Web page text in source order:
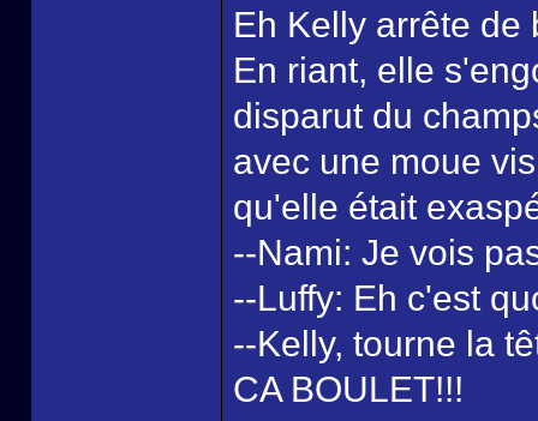
Eh Kelly arrête de
En riant, elle
disparut du
avec une moue
qu'elle était
--Nami: Je vois
--Luffy: Eh c'est
--Kelly, tourne la
CA BOULET!!!